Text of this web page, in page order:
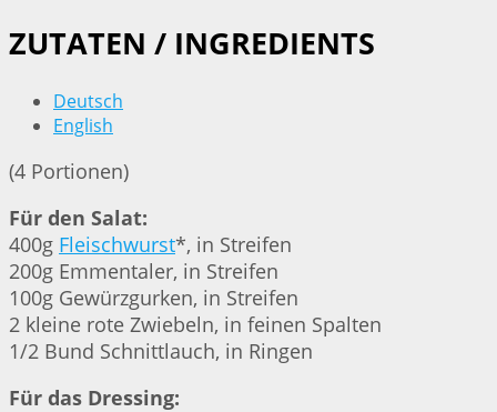
ZUTATEN / INGREDIENTS
Deutsch
English
(4 Portionen)
Für den Salat:
400g Fleischwurst*, in Streifen
200g Emmentaler, in Streifen
100g Gewürzgurken, in Streifen
2 kleine rote Zwiebeln, in feinen Spalten
1/2 Bund Schnittlauch, in Ringen
Für das Dressing: